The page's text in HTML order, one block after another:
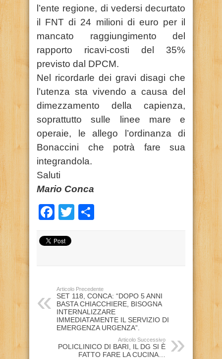
l’ente regione, di vedersi decurtato
il FNT di 24 milioni di euro per il
mancato raggiungimento del
rapporto ricavi-costi del 35%
previsto dal DPCM.
Nel ricordarle dei gravi disagi che
l’utenza sta vivendo a causa del
dimezzamento della capienza,
soprattutto sulle linee mare e
operaie, le allego l’ordinanza di
Bonaccini che potrà fare sua
integrandola.
Saluti
Mario Conca
Facebook
Twitter
Articolo Precedente
SET 118, CONCA: “DOPO 5 ANNI
BASTA CHIACCHIERE, BISOGNA
INTERNALIZZARE
IMMEDIATAMENTE IL SERVIZIO DI
EMERGENZA URGENZA”.
Articolo Successivo
POLICLINICO DI BARI, IL DG SI È
FATTO FARE LA CUCINA…